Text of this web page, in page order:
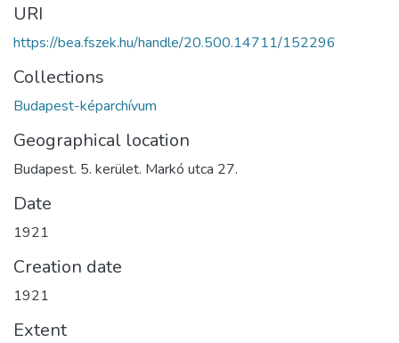
URI
https://bea.fszek.hu/handle/20.500.14711/152296
Collections
Budapest-képarchívum
Geographical location
Budapest. 5. kerület. Markó utca 27.
Date
1921
Creation date
1921
Extent